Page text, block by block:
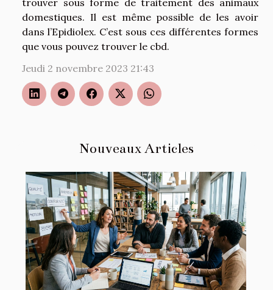
Nouveaux Articles
trouver sous forme de traitement des animaux
domestiques. Il est même possible de les avoir
dans l’Epidiolex. C’est sous ces différentes formes
que vous pouvez trouver le cbd.
Jeudi 2 novembre 2023 21:43